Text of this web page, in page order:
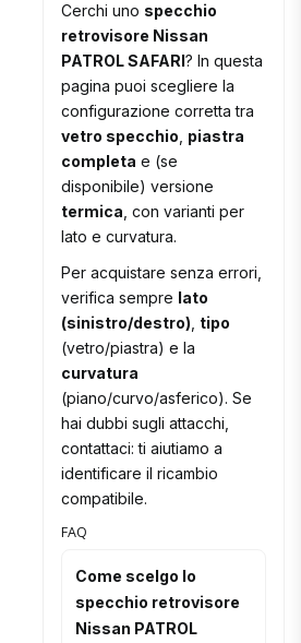
Cerchi uno specchio
retrovisore Nissan
PATROL SAFARI? In questa
pagina puoi scegliere la
configurazione corretta tra
vetro specchio piastra
completa e (se
disponibile) versione
termica , con varianti per
lato e curvatura.
Per acquistare senza errori,
verifica sempre lato
(sinistro/destro) tipo
(vetro/piastra) e la
curvatura
(piano/curvo/asferico). Se
hai dubbi sugli attacchi,
contattaci: ti aiutiamo a
identificare il ricambio
compatibile.
FAQ
Come scelgo lo
specchio retrovisore
Nissan PATROL